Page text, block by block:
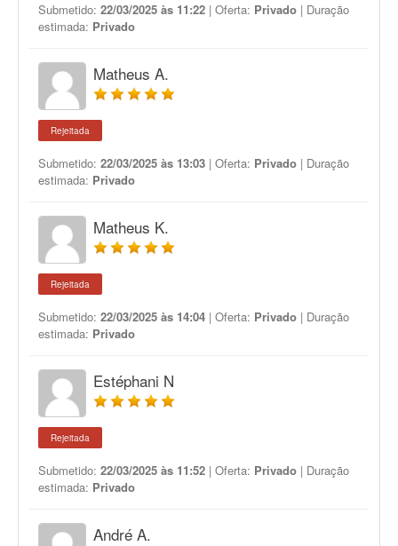
Submetido: 22/03/2025 às 11:22 | Oferta: Privado | Duração
estimada: Privado
Matheus A.
Rejeitada
Submetido: 22/03/2025 às 13:03 | Oferta: Privado | Duração
estimada: Privado
Matheus K.
Rejeitada
Submetido: 22/03/2025 às 14:04 | Oferta: Privado | Duração
estimada: Privado
Estéphani N
Rejeitada
Submetido: 22/03/2025 às 11:52 | Oferta: Privado | Duração
estimada: Privado
André A.